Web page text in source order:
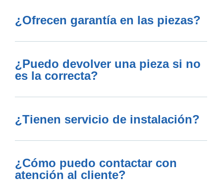
¿Ofrecen garantía en las piezas?
¿Puedo devolver una pieza si no
es la correcta?
¿Tienen servicio de instalación?
¿Cómo puedo contactar con
atención al cliente?